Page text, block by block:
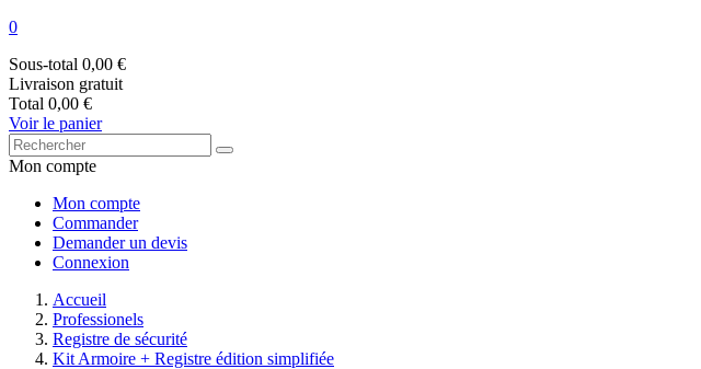
0
Sous-total 0,00 €
Livraison gratuit
Total 0,00 €
Voir le panier
Mon compte
Mon compte
Commander
Demander un devis
Connexion
Accueil
Professionels
Registre de sécurité
Kit Armoire + Registre édition simplifiée